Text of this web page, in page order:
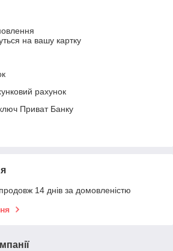
на вашу картку
рахунок
Приват Банку
14 днів за домовленістю